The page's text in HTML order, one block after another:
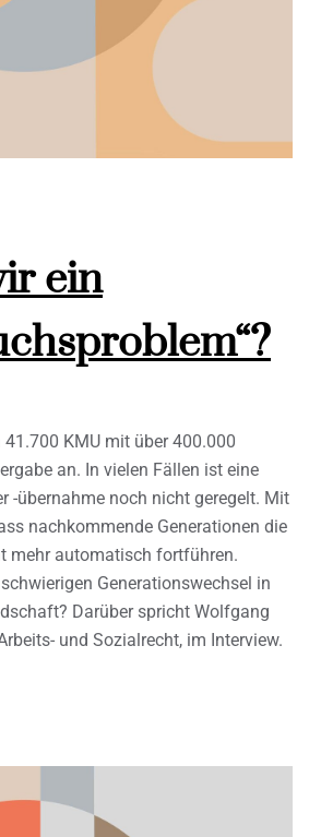
ein
KMU mit über 400.000
an. In vielen Fällen ist eine
-übernahme noch nicht geregelt. Mit
nachkommende Generationen die
mehr automatisch fortführen.
Generationswechsel in
Darüber spricht Wolfgang
und Sozialrecht, im Interview.